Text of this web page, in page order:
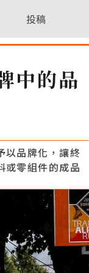
投稿
中的品
以品牌化，讓終
或零組件的成品